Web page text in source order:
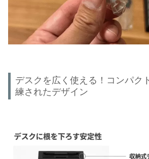
デスクを広く使える！コンパク
練されたデザイン